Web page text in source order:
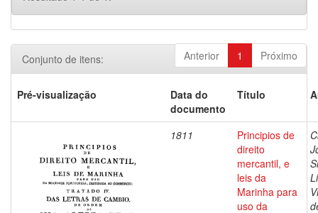
Anterior 1 Próximo
Conjunto de itens:
Pré-visualização
Data do
documento
Título
1811
Principios de
direito
mercantil, e
leis da
Marinha para
uso da